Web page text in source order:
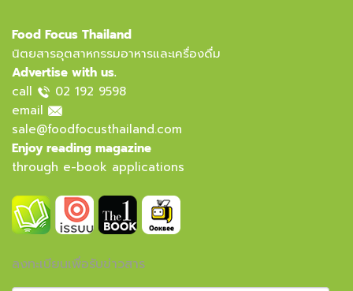
Food Focus Thailand
นิตยสารอุตสาหกรรมอาหารและเครื่องดื่ม
Advertise with us.
call
02 192 9598
email
sale@foodfocusthailand.com
Enjoy reading magazine
through e-book applications
ลงทะเบียนเพื่อรับข่าวสาร